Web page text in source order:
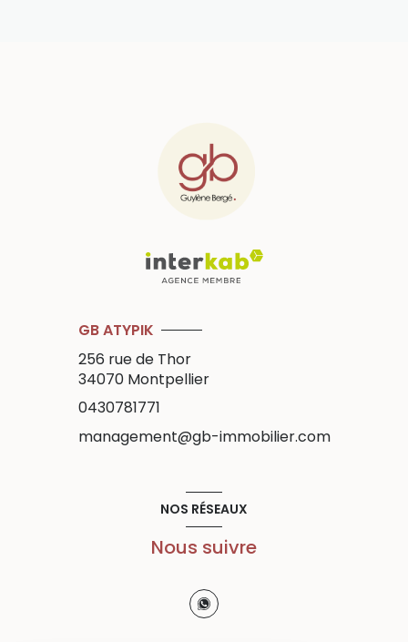
GB ATYPIK
256 rue de Thor
34070 Montpellier
0430781771
management@gb-immobilier.com
NOS RÉSEAUX
Nous suivre